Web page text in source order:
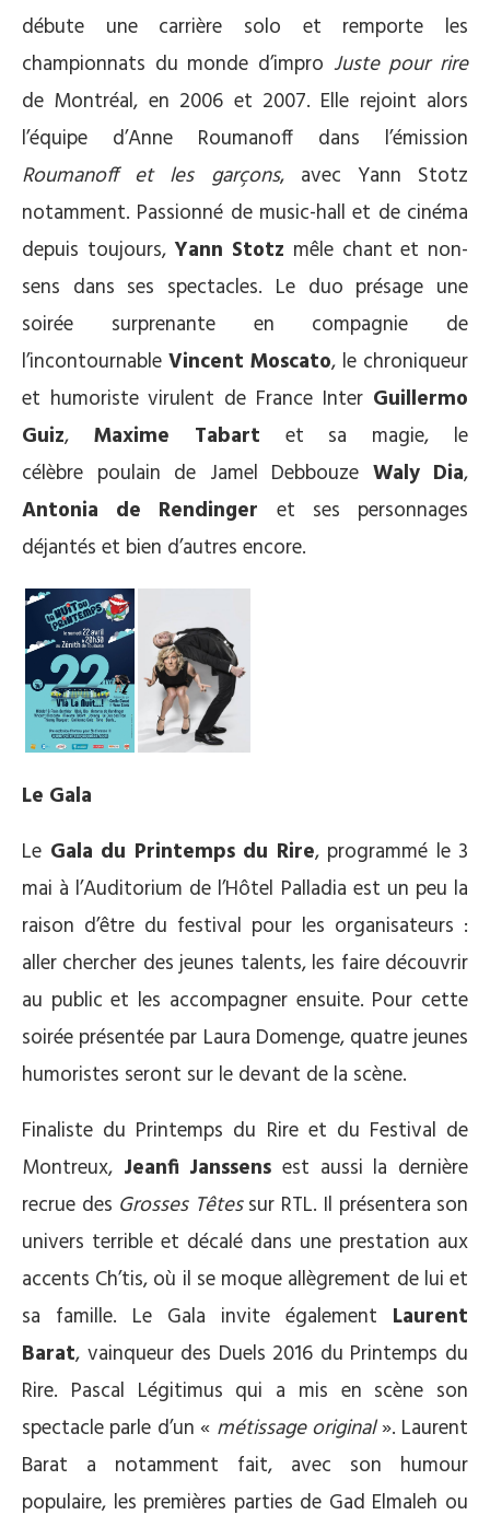
débute une carrière solo et remporte les
championnats du monde d’impro Juste pour rire
de Montréal, en 2006 et 2007. Elle rejoint alors
l’équipe d’Anne Roumanoff dans l’émission
Roumanoff et les garçons, avec Yann Stotz
notamment. Passionné de music-hall et de cinéma
depuis toujours,Yann Stotz mêle chant et non-
sens dans ses spectacles. Le duo présage une
soirée surprenante en compagnie de
l’incontournable Vincent Moscato, le chroniqueur
et humoriste virulent de France Inter Guillermo
Guiz, Maxime Tabart et sa magie, le
célèbre poulain de Jamel Debbouze Waly Dia,
Antonia de Rendinger et ses personnages
déjantés et bien d’autres encore.
Le Gala
Le Gala du Printemps du Rire, programmé le 3
mai à l’Auditorium de l’Hôtel Palladia est un peu la
raison d’être du festival pour les organisateurs :
aller chercher des jeunes talents, les faire découvrir
au public et les accompagner ensuite. Pour cette
soirée présentée par Laura Domenge, quatre jeunes
humoristes seront sur le devant de la scène.
Finaliste du Printemps du Rire et du Festival de
Montreux, Jeanfi Janssens est aussi la dernière
recrue des Grosses Têtessur RTL. Il présentera son
univers terrible et décalé dans une prestation aux
accents Ch’tis, où il se moque allègrement de lui et
sa famille. Le Gala invite également Laurent
Barat, vainqueur des Duels 2016 du Printemps du
Rire. Pascal Légitimus qui a mis en scène son
spectacle parle d’un « métissage original». Laurent
Barat a notamment fait, avec son humour
populaire, les premières parties de Gad Elmaleh ou